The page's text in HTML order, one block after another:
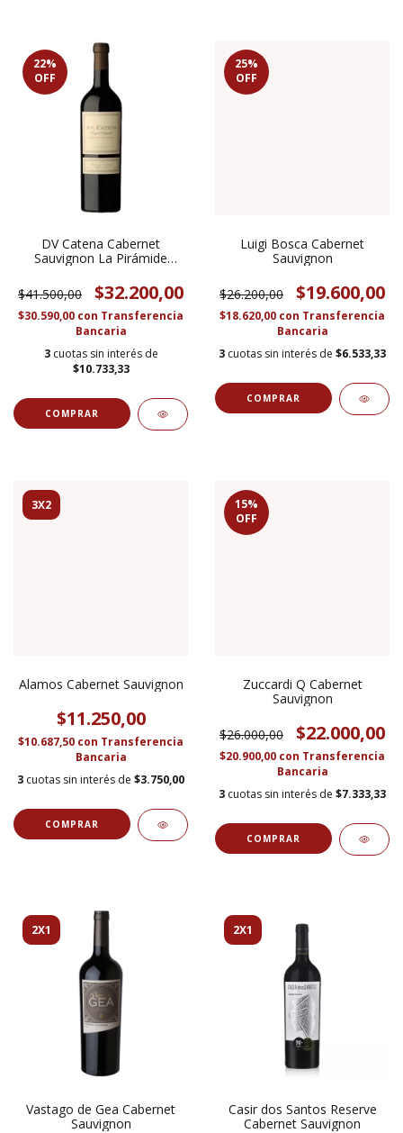
22%
OFF
DV Catena Cabernet
Sauvignon La Pirámide
$41.500,00
$32.200,00
$30.590,00 con Transferencia
Bancaria
3 cuotas sin interés de
$10.733,33
25%
OFF
Luigi Bosca Cabernet
Sauvignon
$26.200,00 $19.600,00
$18.620,00 con Transferencia
Bancaria
3 cuotas sin interés de $6.533,33
3X2
Alamos Cabernet Sauvignon
$11.250,00
$10.687,50 con Transferencia
Bancaria
3 cuotas sin interés de $3.750,00
15%
OFF
Zuccardi Q Cabernet
Sauvignon
$26.000,00 $22.000,00
$20.900,00 con Transferencia
Bancaria
3 cuotas sin interés de $7.333,33
2X1
Vastago de Gea Cabernet
Sauvignon
2X1
Casir dos Santos Reserve
Cabernet Sauvignon